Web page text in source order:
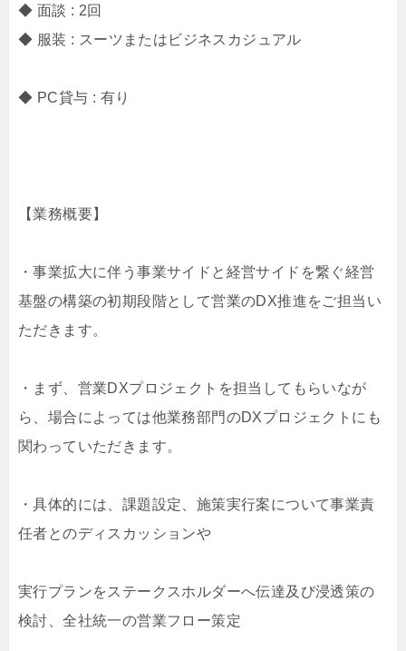
◆ 面談 : 2回
◆ 服装 : スーツまたはビジネスカジュアル
◆ PC貸与 : 有り
【業務概要】
・事業拡大に伴う事業サイドと経営サイドを繋ぐ経営
基盤の構築の初期段階として営業のDX推進をご担当い
ただきます。
・まず、営業DXプロジェクトを担当してもらいなが
ら、場合によっては他業務部門のDXプロジェクトにも
関わっていただきます。
・具体的には、課題設定、施策実行案について事業責
任者とのディスカッションや
実行プランをステークスホルダーへ伝達及び浸透策の
検討、全社統一の営業フロー策定